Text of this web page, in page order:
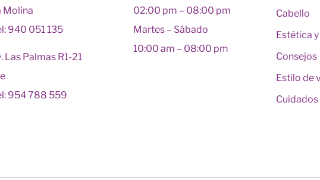
Molina
940 051 135
Las Palmas R1-21
954 788 559
02:00 pm – 08:00 pm
Martes – Sábado
10:00 am – 08:00 pm
Cabello
Estética
Consejos
Estilo de